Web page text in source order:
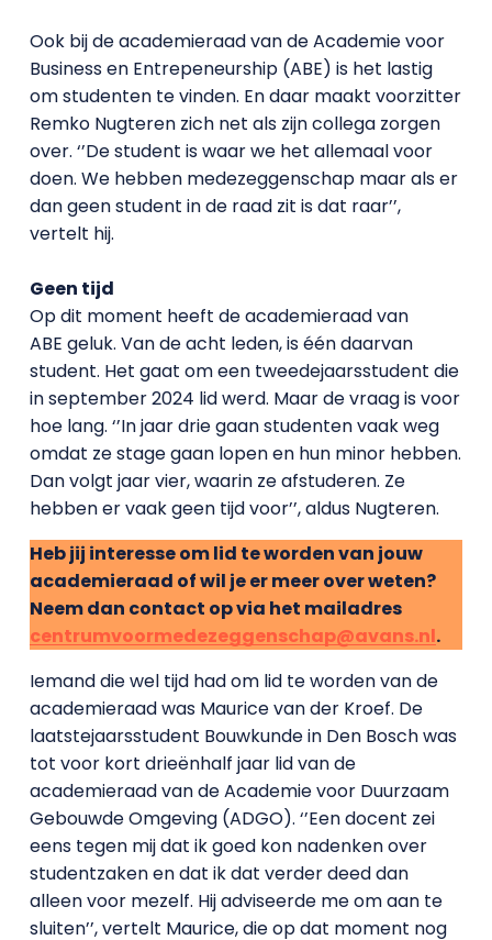
Ook bij de academieraad van de Academie voor
Business en Entrepeneurship (ABE) is het lastig
om studenten te vinden. En daar maakt voorzitter
Remko Nugteren zich net als zijn collega zorgen
over. ‘’De student is waar we het allemaal voor
doen. We hebben medezeggenschap maar als er
dan geen student in de raad zit is dat raar’’,
vertelt hij.
Geen tijd
Op dit moment heeft de academieraad van
ABE geluk. Van de acht leden, is één daarvan
student. Het gaat om een tweedejaarsstudent die
in september 2024 lid werd. Maar de vraag is voor
hoe lang. ‘’In jaar drie gaan studenten vaak weg
omdat ze stage gaan lopen en hun minor hebben.
Dan volgt jaar vier, waarin ze afstuderen. Ze
hebben er vaak geen tijd voor’’, aldus Nugteren.
Heb jij interesse om lid te worden van jouw
academieraad of wil je er meer over weten?
Neem dan contact op via het mailadres
centrumvoormedezeggenschap@avans.nl.
Iemand die wel tijd had om lid te worden van de
academieraad was Maurice van der Kroef. De
laatstejaarsstudent Bouwkunde in Den Bosch was
tot voor kort drieënhalf jaar lid van de
academieraad van de Academie voor Duurzaam
Gebouwde Omgeving (ADGO). ‘’Een docent zei
eens tegen mij dat ik goed kon nadenken over
studentzaken en dat ik dat verder deed dan
alleen voor mezelf. Hij adviseerde me om aan te
sluiten’’, vertelt Maurice, die op dat moment nog